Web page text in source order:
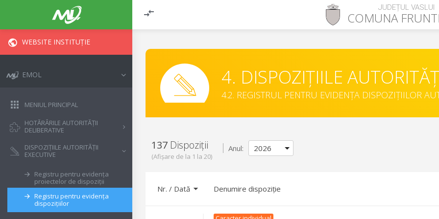
JUDEȚUL VASLUI
COMUNA
WEBSITE INSTITUȚIE
EMOL
MENIUL PRINCIPAL
HOTĂRÂRILE AUTORITĂȚII
DELIBERATIVE
DISPOZIȚIILE AUTORITĂȚII
EXECUTIVE
Registru pentru evidența
proiectelor de dispoziții
Registru pentru evidența
dispozițiilor
4. DISPOZIȚIILE
4.2. REGISTRUL PENTRU EVIDENȚA DISPOZIȚIILOR
137 Dispoziții
(Afișare de la 1 la 20)
Anul:
Nr. / Dată Denumire dispoziție